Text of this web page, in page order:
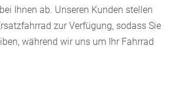
Ihnen ab. Unseren Kunden stellen
zur Verfügung, sodass Sie
während wir uns um Ihr Fahrrad